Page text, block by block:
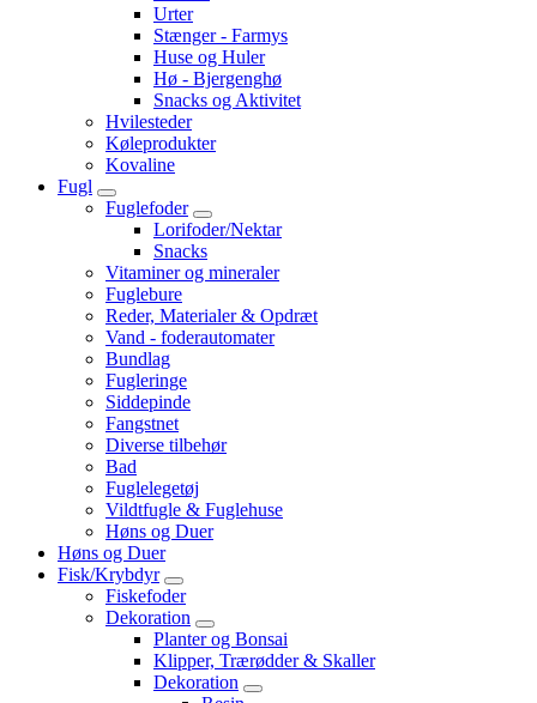
Urter
Stænger - Farmys
Huse og Huler
Hø - Bjergenghø
Snacks og Aktivitet
Hvilesteder
Køleprodukter
Kovaline
Fugl
Fuglefoder
Lorifoder/Nektar
Snacks
Vitaminer og mineraler
Fuglebure
Reder, Materialer & Opdræt
Vand - foderautomater
Bundlag
Fugleringe
Siddepinde
Fangstnet
Diverse tilbehør
Bad
Fuglelegetøj
Vildtfugle & Fuglehuse
Høns og Duer
Høns og Duer
Fisk/Krybdyr
Fiskefoder
Dekoration
Planter og Bonsai
Klipper, Trærødder & Skaller
Dekoration